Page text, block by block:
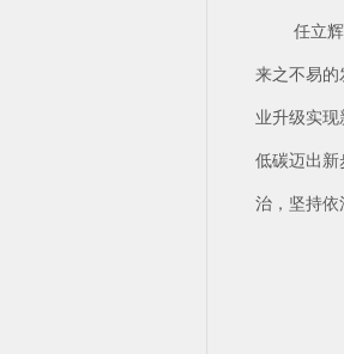
任立
来之不易的
业升级实
低碳迈出新
治，坚持依